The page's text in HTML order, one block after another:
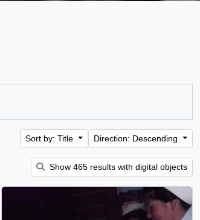
Sort by: Title Direction: Descending
Show 465 results with digital objects